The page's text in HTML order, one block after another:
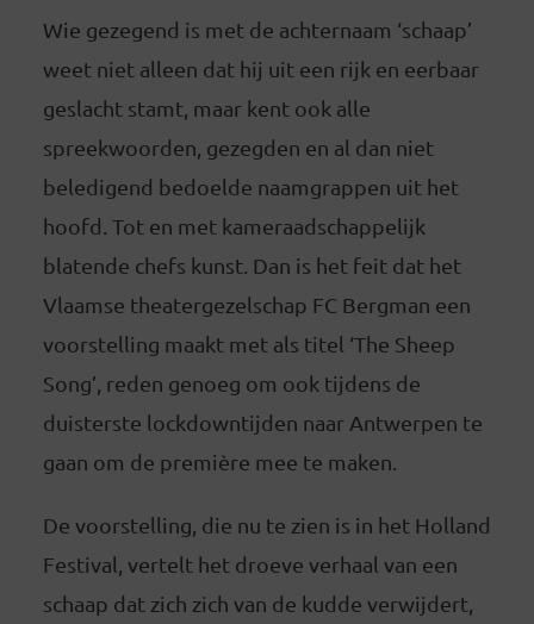
Wie gezegend is met de achternaam ‘schaap’
weet niet alleen dat hij uit een rijk en eerbaar
geslacht stamt, maar kent ook alle
spreekwoorden, gezegden en al dan niet
beledigend bedoelde naamgrappen uit het
hoofd. Tot en met kameraadschappelijk
blatende chefs kunst. Dan is het feit dat het
Vlaamse theatergezelschap FC Bergman een
voorstelling maakt met als titel ‘The Sheep
Song’, reden genoeg om ook tijdens de
duisterste lockdowntijden naar Antwerpen te
gaan om de première mee te maken.
De voorstelling, die nu te zien is in het Holland
Festival, vertelt het droeve verhaal van een
schaap dat zich zich van de kudde verwijdert,